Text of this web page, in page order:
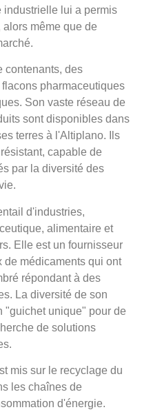
industrielle lui a permis
même que de
contenants, des
pharmaceutiques
Son vaste réseau de
sont disponibles dans
terres à l'Altiplano. Ils
capable de
par la diversité des
d'industries,
alimentaire et
Elle est un fournisseur
de médicaments qui ont
répondant à des
La diversité de son
"guichet unique" pour de
de solutions
mis sur le recyclage du
les chaînes de
d'énergie.